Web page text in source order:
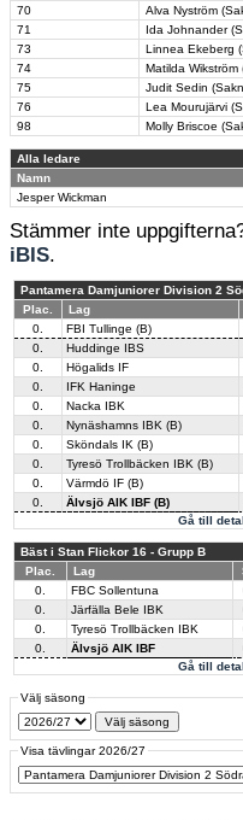
70
Alva Nyström
71
Ida Johnander
73
Linnea Ekeberg
74
Matilda Wikström
75
Judit Sedin
76
Lea Mourujärvi
98
Molly Briscoe
Alla ledare
Namn
Jesper Wickman
Stämmer inte
iBIS.
Pantamera Damjuniorer Division 2
Plac.
Lag
Gå till
0. FBI Tullinge (B)
0.
Huddinge IBS
0.
Högalids IF
0.
IFK Haninge
0.
Nacka IBK
0.
Nynäshamns IBK (B)
0.
Sköndals IK (B)
0.
Tyresö Trollbäcken IBK (B)
0.
Värmdö IF (B)
0.
Älvsjö AIK IBF (B)
Bäst i Stan Flickor 16 - Grupp B
Plac.
Lag
Gå till
0. FBC Sollentuna
0.
Järfälla Bele IBK
0.
Tyresö Trollbäcken IBK
0.
Älvsjö AIK IBF
Välj säsong
Visa tävlingar 2026/27